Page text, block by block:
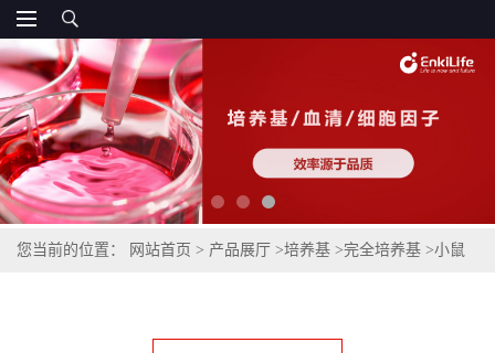
您当前的位置： 网站首页 > 产品展厅 >培养基 >完全培养基 >小鼠